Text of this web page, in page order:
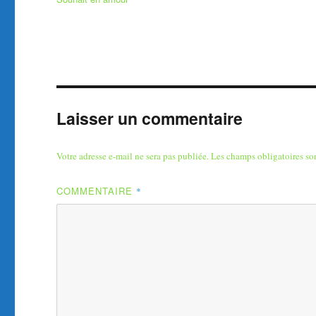
Laisser un commentaire
Votre adresse e-mail ne sera pas publiée.Les champs obligatoires
COMMENTAIRE *